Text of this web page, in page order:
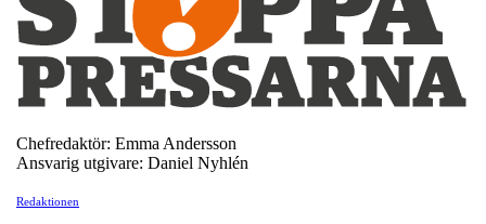
Chefredaktör: Emma Andersson
Ansvarig utgivare: Daniel Nyhlén
Redaktionen